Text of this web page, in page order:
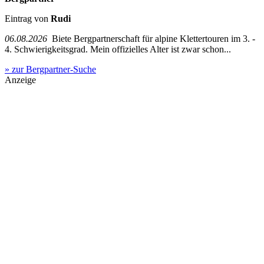
Eintrag von Rudi
06.08.2026 Biete Bergpartnerschaft für alpine Klettertouren im 3. -
4. Schwierigkeitsgrad. Mein offizielles Alter ist zwar schon...
» zur Bergpartner-Suche
Anzeige